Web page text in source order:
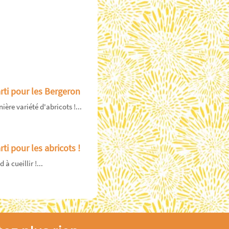
pour les Bergeron
variété d'abricots !...
pour les abricots !
à cueillir !...